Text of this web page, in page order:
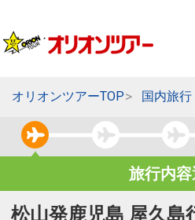
オリオンツアーTOP 国内旅
旅行内
松山発鹿児島 屋久島